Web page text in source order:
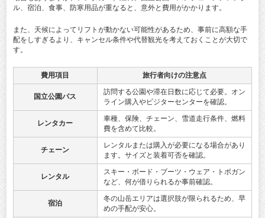
ル、宿泊、食事、防寒用品が重なると、意外と費用がかかります。
また、天候によってリフトが動かない可能性があるため、事前に高額な手
配をしすぎるより、キャンセル条件や代替観光を考えておくことが大切で
す。
費用項目 旅行者向けの注意点
国立公園パス
訪問する公園や滞在日数に応じて必要。オン
ライン購入やビジターセンターを確認。
レンタカー
車種、保険、チェーン、雪道走行条件、燃料
費を含めて比較。
チェーン
レンタルまたは購入が必要になる場合があり
ます。サイズと装着可否を確認。
レンタル
スキー・ボード・ブーツ・ウェア・トボガン
など、何が借りられるか事前確認。
宿泊
冬の山岳エリアは選択肢が限られるため、早
めの手配が安心。